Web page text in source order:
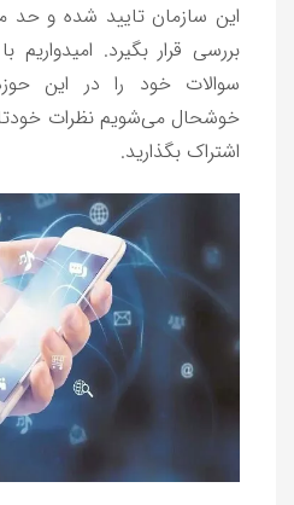
این سازمان تایید شده و حد
بررسی قرار بگیرد.
سوالات خود را در این
خوشحال می‌شویم نظرات خودتان
اشتراک بگذارید.